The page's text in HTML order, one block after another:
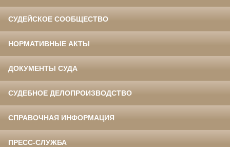
СУДЕЙСКОЕ СООБЩЕСТВО
НОРМАТИВНЫЕ АКТЫ
ДОКУМЕНТЫ СУДА
СУДЕБНОЕ ДЕЛОПРОИЗВОДСТВО
СПРАВОЧНАЯ ИНФОРМАЦИЯ
ПРЕСС-СЛУЖБА